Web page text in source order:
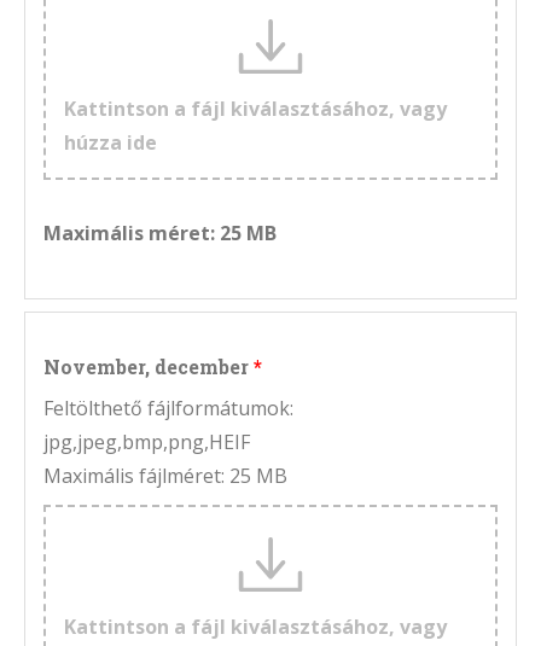
Kattintson a fájl kiválasztásához, vagy
húzza ide
Maximális méret: 25 MB
November, december
Feltölthető fájlformátumok:
jpg,jpeg,bmp,png,HEIF
Maximális fájlméret: 25 MB
Kattintson a fájl kiválasztásához, vagy